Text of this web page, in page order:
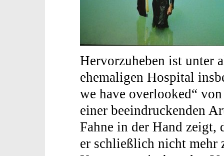
Hervorzuheben ist unter
ehemaligen Hospital
we have overlooked“
einer beeindruckenden
Fahne in der Hand zeigt,
er schließlich nicht mehr